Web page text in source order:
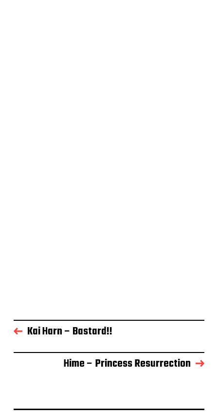
Kai Harn – Bastard!!
Hime – Princess Resurrection